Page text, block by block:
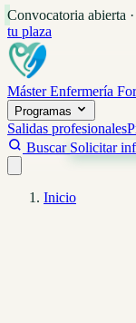
Convocatoria abierta
tu plaza
Máster Enfermería
Programas
Salidas profesionales
Buscar Solicitar
Inicio